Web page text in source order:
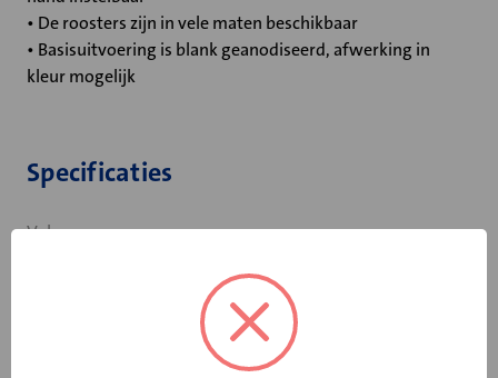
• De roosters zijn in vele maten beschikbaar
• Basisuitvoering is blank geanodiseerd, afwerking in
kleur mogelijk
Specificaties
Volume-
Nee